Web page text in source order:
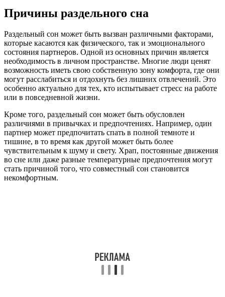
Причины раздельного сна
Раздельный сон может быть вызван различными факторами,
которые касаются как физического, так и эмоционального
состояния партнеров. Одной из основных причин является
необходимость в личном пространстве. Многие люди ценят
возможность иметь свою собственную зону комфорта, где они
могут расслабиться и отдохнуть без лишних отвлечений. Это
особенно актуально для тех, кто испытывает стресс на работе
или в повседневной жизни.
Кроме того, раздельный сон может быть обусловлен
различиями в привычках и предпочтениях. Например, один
партнер может предпочитать спать в полной темноте и
тишине, в то время как другой может быть более
чувствительным к шуму и свету. Храп, постоянные движения
во сне или даже разные температурные предпочтения могут
стать причиной того, что совместный сон становится
некомфортным.